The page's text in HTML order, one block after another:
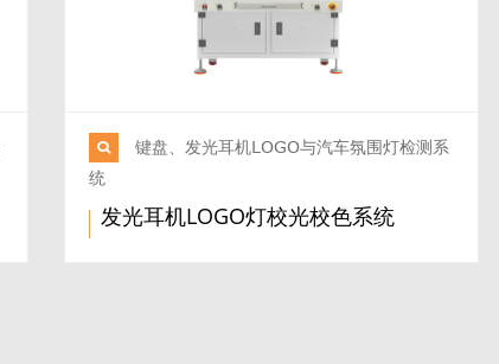
键盘、发光耳机LOGO与汽车氛围灯检测系
统
发光耳机LOGO灯校光校色系统